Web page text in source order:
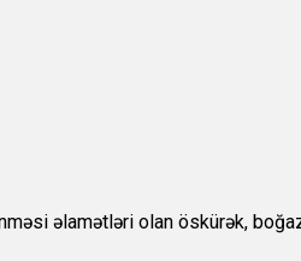
əlamətləri olan öskürək,